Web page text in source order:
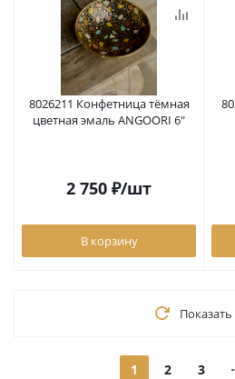
8026211 Конфетница тёмная
цветная эмаль ANGOORI 6"
2 750 ₽/шт
В корзину
1 2 3